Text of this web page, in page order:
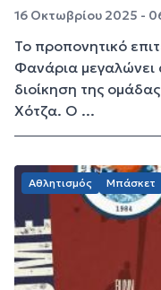
16 Οκτωβρίου 2025 -
Το προπονητικό
Φανάρια
διοίκηση της
Χότζα. Ο ...
Αθλητισμός Μπάσκετ